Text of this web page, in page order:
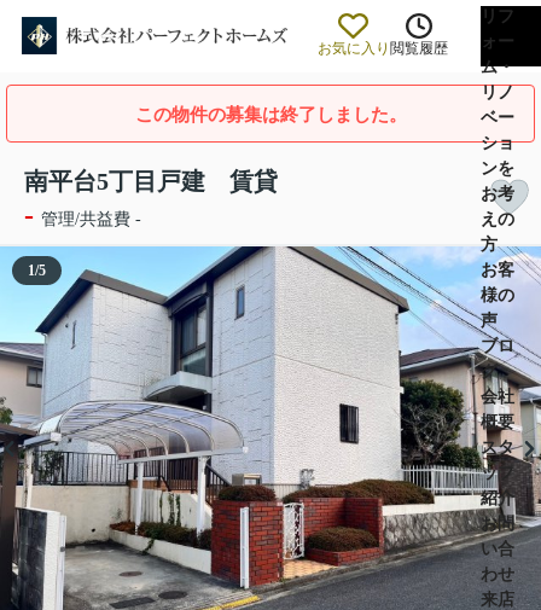
お気に入り 閲覧履歴
リフ
ォー
ム・
リノ
ベー
ショ
ンを
お考
えの
方
お客
様の
声
ブロ
グ
会社
概要
スタ
ッフ
紹介
お問
い合
わせ
来店
この物件の募集は終了しました。
南平台5丁目戸建 賃貸
- 管理/共益費 -
1/5